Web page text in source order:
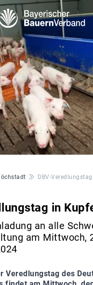
DBV-Veredlungstag
in
an alle
am Mittwoch,
Veredlungstag des